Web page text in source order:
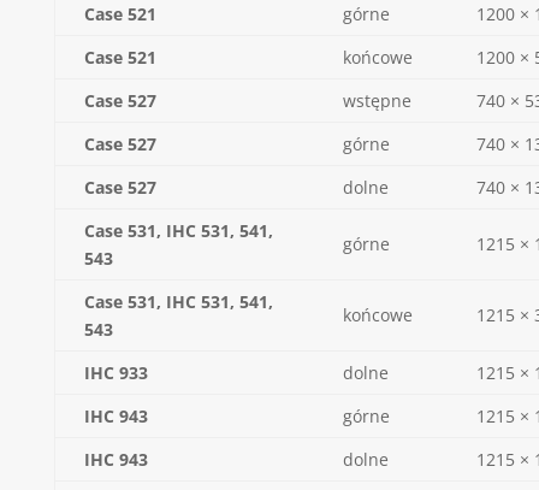
Case 521 górne
1200 ×
Case 521
końcowe
1200 ×
Case 527
wstępne
740 ×
Case 527
górne
740 ×
Case 527
dolne
740 ×
Case 531, IHC 531, 541,
543
górne 1215 ×
Case 531, IHC 531, 541,
543
końcowe 1215 ×
IHC 933 dolne
1215 ×
IHC 943
górne
1215 ×
IHC 943
dolne
1215 ×